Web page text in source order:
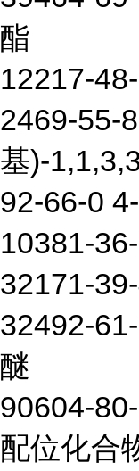
酯
12217-
2469-55-
基)-
92-66-0
10381-
32171-
32492-
醚
90604-
配位化合